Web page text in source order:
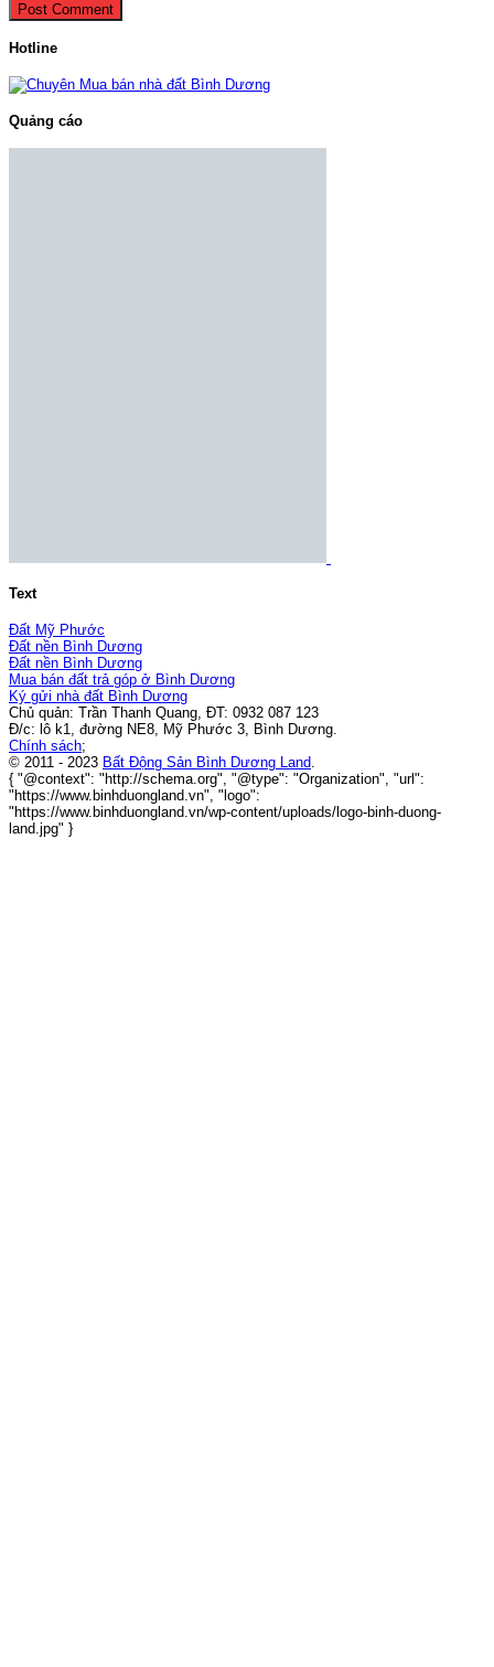
Hotline
Quảng cáo
Text
Đất Mỹ Phước
Đất nền Bình Dương
Đất nền Bình Dương
Mua bán đất trả góp ở Bình Dương
Ký gửi nhà đất Bình Dương
Chủ quản: Trần Thanh Quang, ĐT: 0932 087 123
Đ/c: lô k1, đường NE8, Mỹ Phước 3, Bình Dương.
Chính sách;
© 2011 - 2023 Bất Động Sản Bình Dương Land
{ "@context": "http://schema.org", "@type": "Organization", "url":
"https://www.binhduongland.vn", "logo":
"https://www.binhduongland.vn/wp-content/uploads/logo-binh-duong-
land.jpg" }